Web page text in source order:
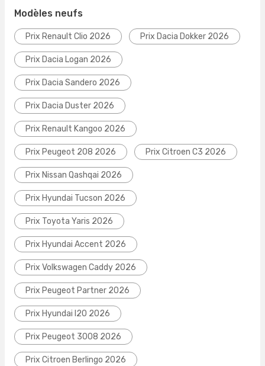
Modèles neufs
Prix Renault Clio 2026 Prix Dacia Dokker 2026
Prix Dacia Logan 2026
Prix Dacia Sandero 2026
Prix Dacia Duster 2026
Prix Renault Kangoo 2026
Prix Peugeot 208 2026 Prix Citroen C3 2026
Prix Nissan Qashqai 2026
Prix Hyundai Tucson 2026
Prix Toyota Yaris 2026
Prix Hyundai Accent 2026
Prix Volkswagen Caddy 2026
Prix Peugeot Partner 2026
Prix Hyundai I20 2026
Prix Peugeot 3008 2026
Prix Citroen Berlingo 2026